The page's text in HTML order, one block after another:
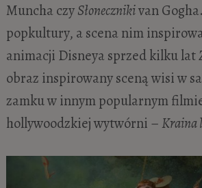
Muncha czySłonecznikivan
popkultury, a scena nim
animacji Disneya sprzed kilku lat
obraz inspirowany sceną wisi w
zamku w innym popularnym
hollywoodzkiej wytwórni – Kraina